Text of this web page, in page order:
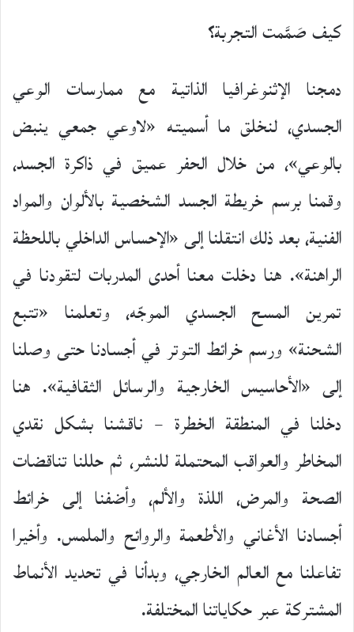
كيف صَمَّمت التجربة؟
دمجنا الإثنوغرافيا الذاتية مع ممارسات الوعي
الجسدي، لنخلق ما أسميته «لاوعي جمعي ينبض
بالوعي»، من خلال الحفر عميق في ذاكرة الجسد،
وقمنا برسم خريطة الجسد الشخصية بالألوان والمواد
الفنية، بعد ذلك انتقلنا إلى «الإحساس الداخلي باللحظة
الراهنة». هنا دخلت معنا أحدى المدربات لتقودنا في
تمرين المسح الجسدي الموجّه، وتعلمنا «تتبع
الشحنة» ورسم خرائط التوتر في أجسادنا حتى وصلنا
إلى «الأحاسيس الخارجية والرسائل الثقافية». هنا
دخلنا في المنطقة الخطرة – ناقشنا بشكل نقدي
المخاطر والعواقب المحتملة للنشر، ثم حللنا تناقضات
الصحة والمرض، اللذة والألم، وأضفنا إلى خرائط
أجسادنا الأغاني والأطعمة والروائح والملمس. وأخيرا
تفاعلنا مع العالم الخارجي، وبدأنا في تحديد الأنماط
المشتركة عبر حكاياتنا المختلفة.